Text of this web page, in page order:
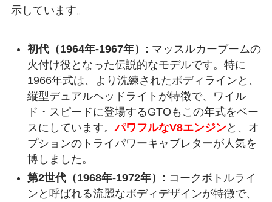
示しています。
初代（1964年-1967年）: マッスルカーブームの
火付け役となった伝説的なモデルです。特に
1966年式は、より洗練されたボディラインと、
縦型デュアルヘッドライトが特徴で、ワイル
ド・スピードに登場するGTOもこの年式をベー
スにしています。パワフルなV8エンジンと、オ
プションのトライパワーキャブレターが人気を
博しました。
第2世代（1968年-1972年）: コークボトルライ
ンと呼ばれる流麗なボディデザインが特徴で、